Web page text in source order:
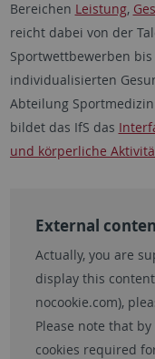
Bereichen Leistung,
reicht dabei von der
Sportwettbewerben
individualisierten
Abteilung
bildet das IfS das
und körperliche
External
Actually, you are
display this
nocookie.com),
Please note that
cookies required